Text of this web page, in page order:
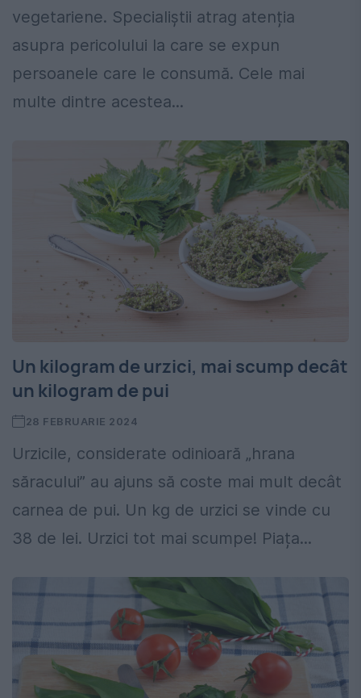
vegetariene. Specialiștii atrag atenția
asupra pericolului la care se expun
persoanele care le consumă. Cele mai
multe dintre acestea...
Un kilogram de urzici, mai scump decât
un kilogram de pui
28 FEBRUARIE 2024
Urzicile, considerate odinioară „hrana
săracului” au ajuns să coste mai mult decât
carnea de pui. Un kg de urzici se vinde cu
38 de lei. Urzici tot mai scumpe! Piața...